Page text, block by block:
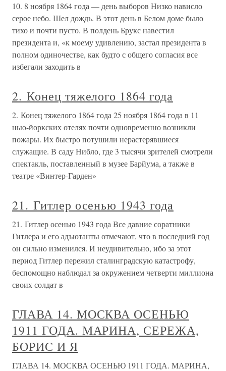
10. 8 ноября 1864 года — день выборов Низко нависло
серое небо. Шел дождь. В этот день в Белом доме было
тихо и почти пусто. В полдень Брукс навестил
президента и, «к моему удивлению, застал президента в
полном одиночестве, как будто с общего согласия все
избегали заходить в
2. Конец тяжелого 1864 года
2. Конец тяжелого 1864 года 25 ноября 1864 года в 11
нью-йоркских отелях почти одновременно возникли
пожары. Их быстро потушили нерастерявшиеся
служащие. В саду Нибло, где 3 тысячи зрителей смотрели
спектакль, поставленный в музее Барйума, а также в
театре «Винтер-Гарден»
21. Гитлер осенью 1943 года
21. Гитлер осенью 1943 года Все давние соратники
Гитлера и его адъютанты отмечают, что в последний год
он сильно изменился. И неудивительно, ибо за этот
период Гитлер пережил сталинградскую катастрофу,
беспомощно наблюдал за окружением четверти миллиона
своих солдат в
ГЛАВА 14. МОСКВА ОСЕНЬЮ
1911 ГОДА. МАРИНА, СЕРЕЖА,
БОРИС И Я
ГЛАВА 14. МОСКВА ОСЕНЬЮ 1911 ГОДА. МАРИНА,